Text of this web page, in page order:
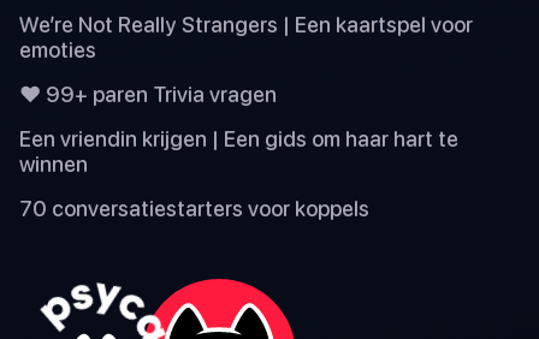
We’re Not Really Strangers | Een kaartspel voor
emoties
❤️ 99+ paren Trivia vragen
Een vriendin krijgen | Een gids om haar hart te
winnen
70 conversatiestarters voor koppels